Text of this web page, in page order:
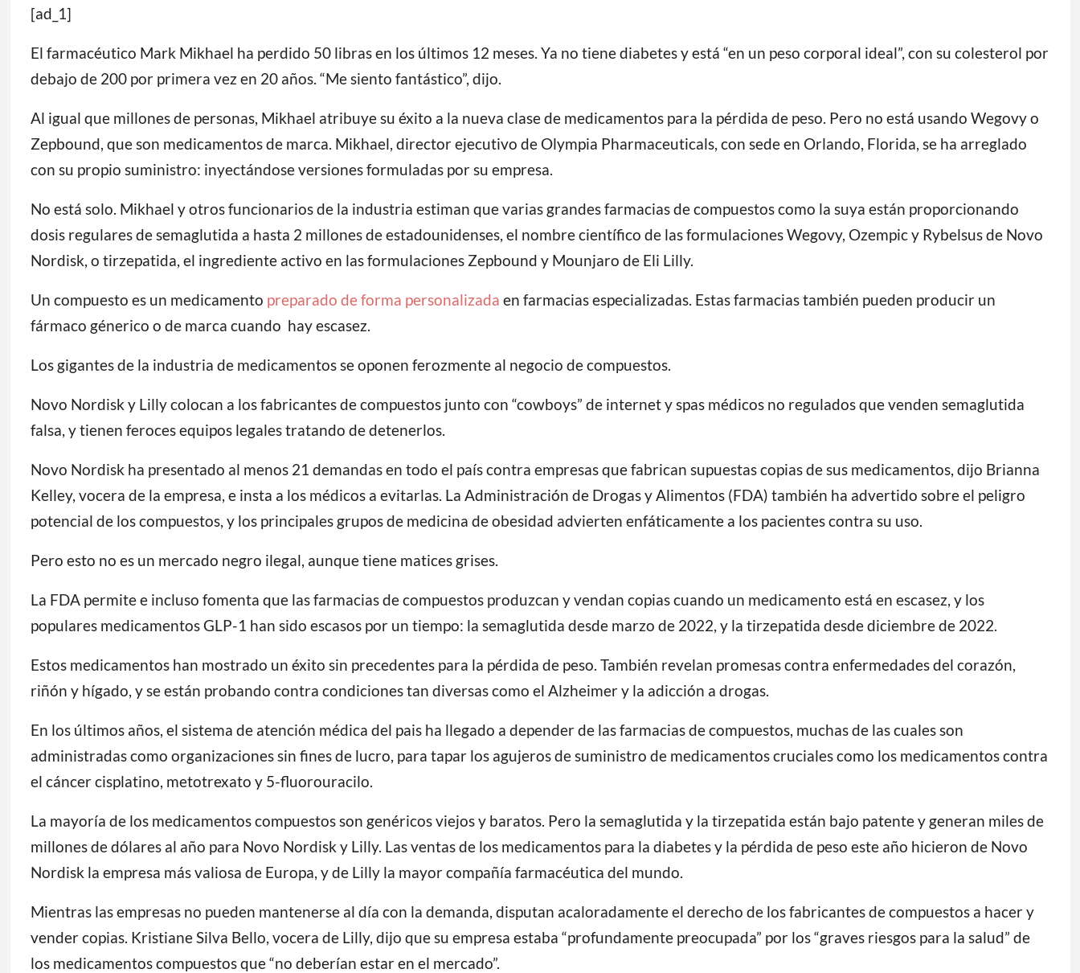
[ad_1]
El farmacéutico Mark Mikhael ha perdido 50 libras en los últimos 12 meses. Ya no tiene diabetes y está “en un peso corporal ideal”, con su colesterol por
debajo de 200 por primera vez en 20 años. “Me siento fantástico”, dijo.
Al igual que millones de personas, Mikhael atribuye su éxito a la nueva clase de medicamentos para la pérdida de peso. Pero no está usando Wegovy o
Zepbound, que son medicamentos de marca. Mikhael, director ejecutivo de Olympia Pharmaceuticals, con sede en Orlando, Florida, se ha arreglado
con su propio suministro: inyectándose versiones formuladas por su empresa.
No está solo. Mikhael y otros funcionarios de la industria estiman que varias grandes farmacias de compuestos como la suya están proporcionando
dosis regulares de semaglutida a hasta 2 millones de estadounidenses, el nombre científico de las formulaciones Wegovy, Ozempic y Rybelsus de Novo
Nordisk, o tirzepatida, el ingrediente activo en las formulaciones Zepbound y Mounjaro de Eli Lilly.
Un compuesto es un medicamento preparado de forma personalizada en farmacias especializadas. Estas farmacias también pueden producir un
fármaco génerico o de marca cuando hay escasez.
Los gigantes de la industria de medicamentos se oponen ferozmente al negocio de compuestos.
Novo Nordisk y Lilly colocan a los fabricantes de compuestos junto con “cowboys” de internet y spas médicos no regulados que venden semaglutida
falsa, y tienen feroces equipos legales tratando de detenerlos.
Novo Nordisk ha presentado al menos 21 demandas en todo el país contra empresas que fabrican supuestas copias de sus medicamentos, dijo Brianna
Kelley, vocera de la empresa, e insta a los médicos a evitarlas. La Administración de Drogas y Alimentos (FDA) también ha advertido sobre el peligro
potencial de los compuestos, y los principales grupos de medicina de obesidad advierten enfáticamente a los pacientes contra su uso.
Pero esto no es un mercado negro ilegal, aunque tiene matices grises.
La FDA permite e incluso fomenta que las farmacias de compuestos produzcan y vendan copias cuando un medicamento está en escasez, y los
populares medicamentos GLP-1 han sido escasos por un tiempo: la semaglutida desde marzo de 2022, y la tirzepatida desde diciembre de 2022.
Estos medicamentos han mostrado un éxito sin precedentes para la pérdida de peso. También revelan promesas contra enfermedades del corazón,
riñón y hígado, y se están probando contra condiciones tan diversas como el Alzheimer y la adicción a drogas.
En los últimos años, el sistema de atención médica del pais ha llegado a depender de las farmacias de compuestos, muchas de las cuales son
administradas como organizaciones sin fines de lucro, para tapar los agujeros de suministro de medicamentos cruciales como los medicamentos contra
el cáncer cisplatino, metotrexato y 5-fluorouracilo.
La mayoría de los medicamentos compuestos son genéricos viejos y baratos. Pero la semaglutida y la tirzepatida están bajo patente y generan miles de
millones de dólares al año para Novo Nordisk y Lilly. Las ventas de los medicamentos para la diabetes y la pérdida de peso este año hicieron de Novo
Nordisk la empresa más valiosa de Europa, y de Lilly la mayor compañía farmacéutica del mundo.
Mientras las empresas no pueden mantenerse al día con la demanda, disputan acaloradamente el derecho de los fabricantes de compuestos a hacer y
vender copias. Kristiane Silva Bello, vocera de Lilly, dijo que su empresa estaba “profundamente preocupada” por los “graves riesgos para la salud” de
los medicamentos compuestos que “no deberían estar en el mercado”.